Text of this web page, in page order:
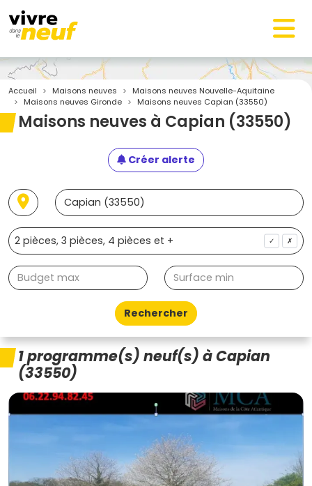
Accueil Maisons neuves
Maisons neuves Nouvelle-Aquitaine
Maisons neuves Gironde
Maisons neuves Capian (33550)
Maisons neuves à Capian (33550)
Créer alerte
✓ ✗
Rechercher
1 programme(s) neuf(s) à Capian
(33550)